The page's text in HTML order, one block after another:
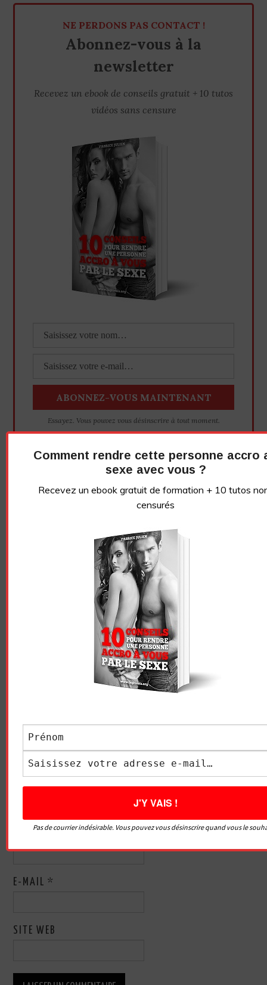
NE PERDONS PAS CONTACT !
Abonnez-vous à la
newsletter
Recevez un ebook de conseils gratuit + 10 tutos
vidéos sans censure
Essayez. Vous pouvez vous désinscrire à tout moment.
LE GRIVOIS
REGARDE CETTE VIDÉO
L’OPPORTUNITÉ DE LA
COMMENT SE COMPORTE
UNE FEMME QUAND VOUS
ASSUREZ AU LIT ?
LAISSER UN COMMENTAIRE
COMMENTAIRE
E-MAIL*
SITE WEB
Comment rendre cette personne accro
sexe avec vous ?
Recevez un ebook gratuit de formation + 10 tutos
censurés
Pas de courrier indésirable. Vous pouvez vous désinscrire quand vous le